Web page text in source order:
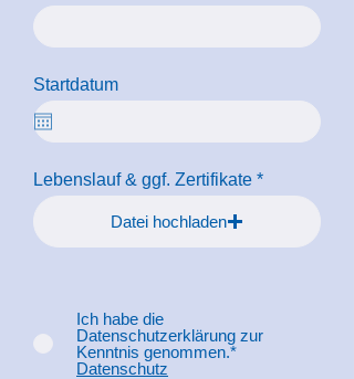
Startdatum
Lebenslauf & ggf. Zertifikate
Datei hochladen
Ich habe die
Datenschutzerklärung zur
Kenntnis genommen.*
Datenschutz